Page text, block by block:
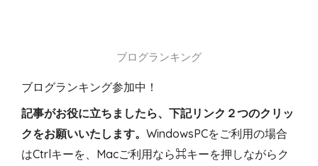
ブログランキング
ブログランキング参加中！
記事がお役に立ちましたら、下記リンク２つのクリッ
クをお願いいたします。 WindowsPCをご利用の場合
はCtrlキーを、Macご利用なら⌘キーを押しながらク